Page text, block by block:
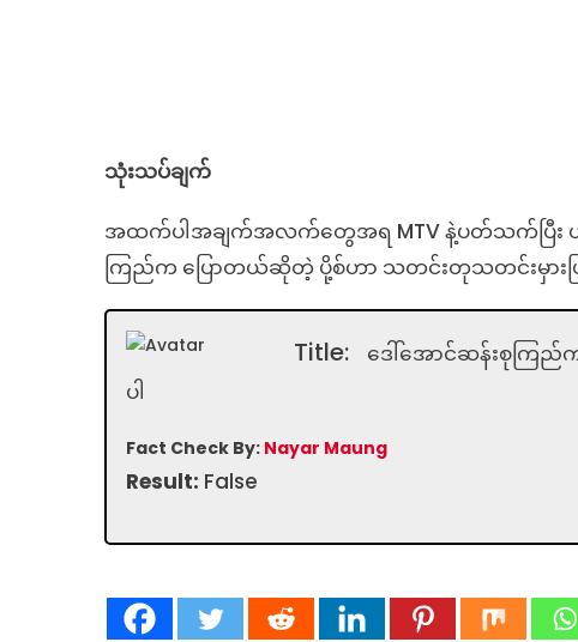
သုံးသပ်ချက်
အထက်ပါအချက်အလက်တွေအရ MTV နဲ့ပတ်သက်ပြီး ယုန်
ကြည်က ပြောတယ်ဆိုတဲ့ ပို့စ်ဟာ သတင်းတုသတင်းမှား
Title:
ဒေါ်အောင်ဆန်းစုကြည်
ပါ
Fact Check By: Nayar Maung
Result: False